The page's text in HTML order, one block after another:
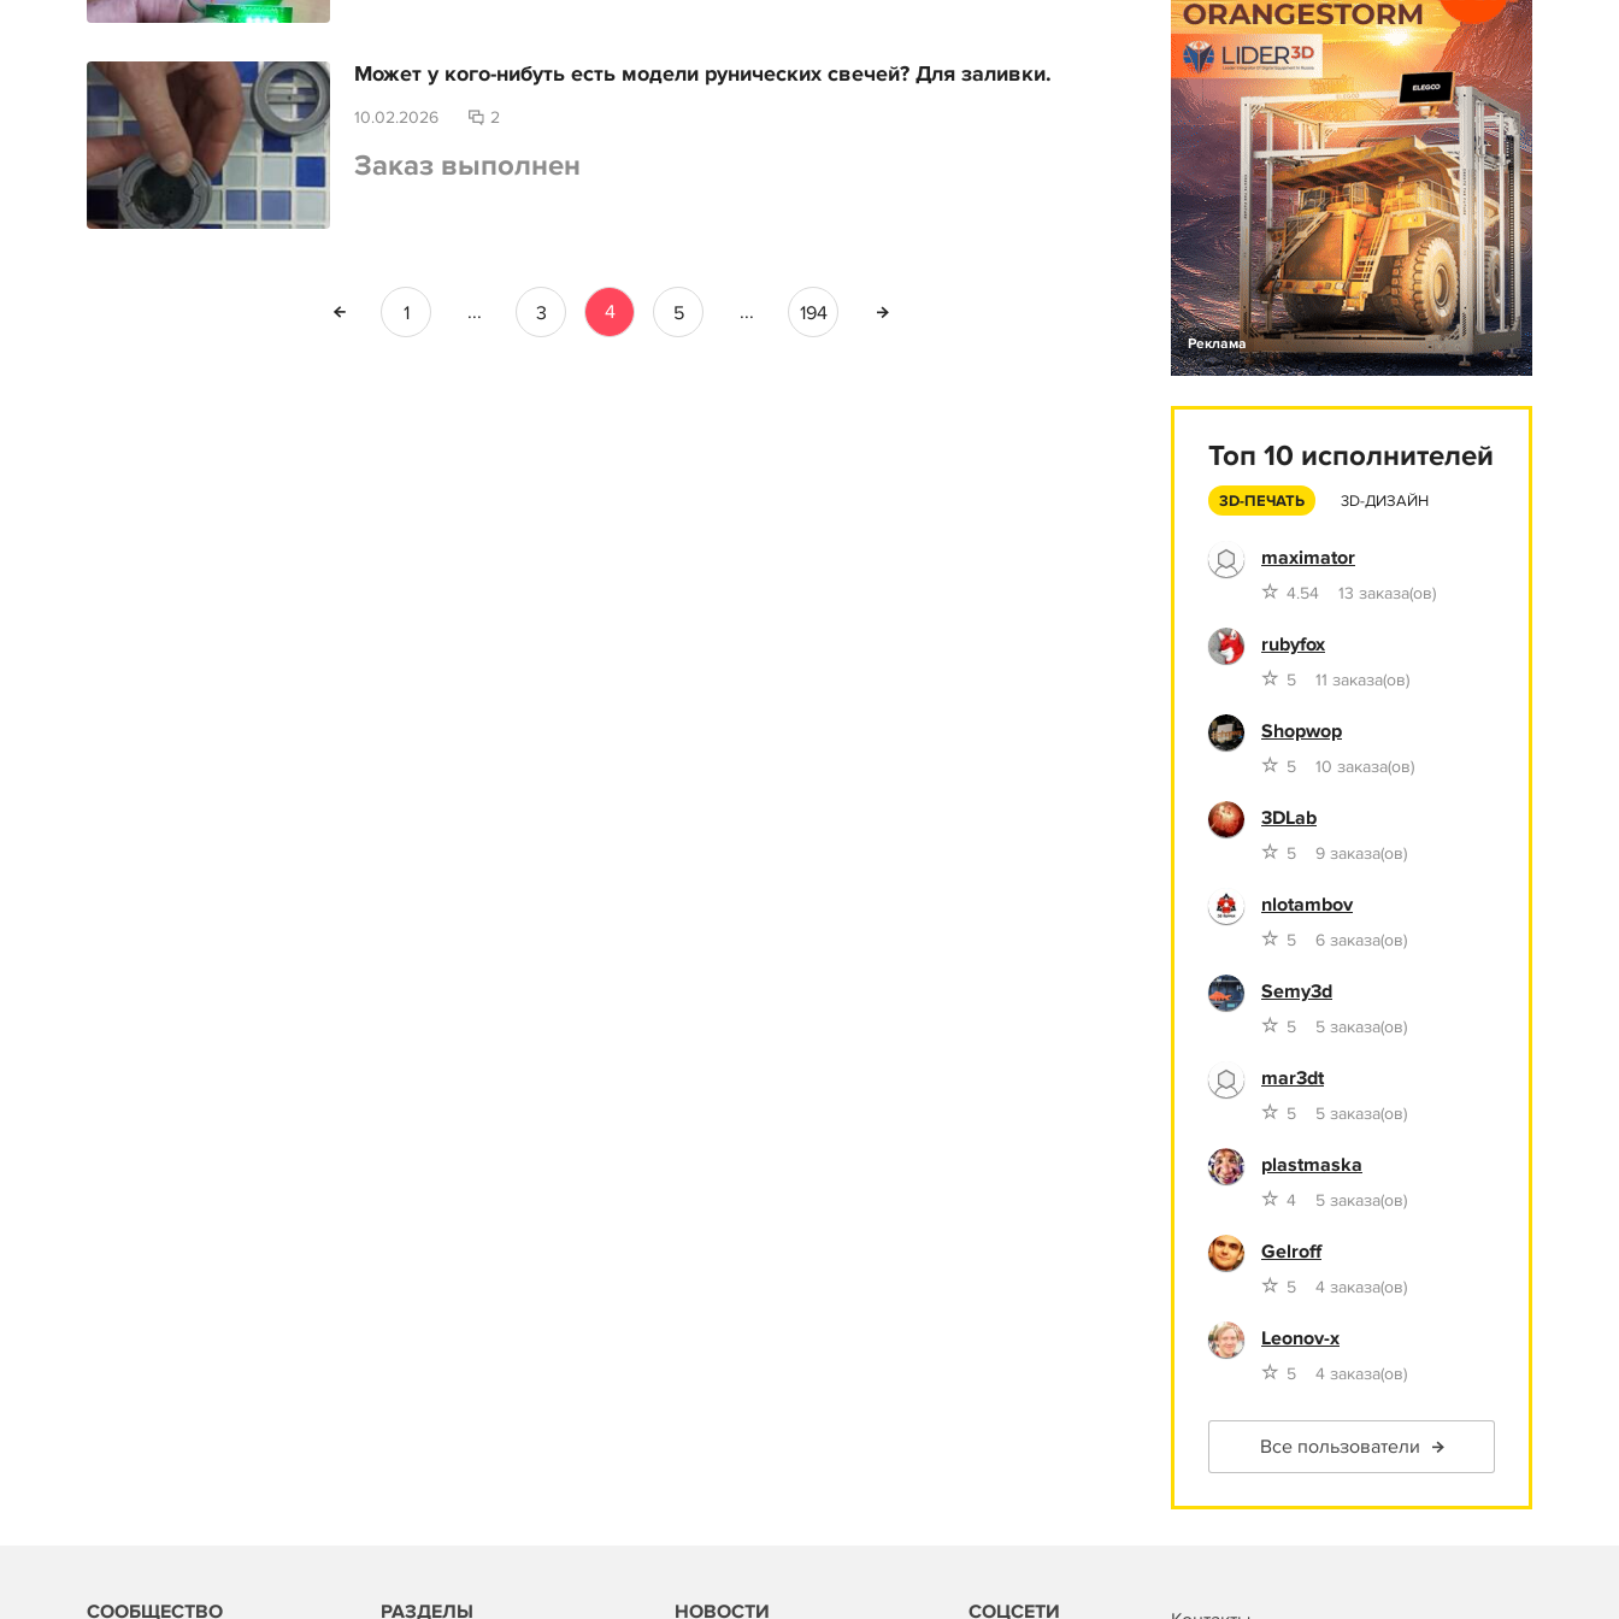
Может у кого-нибуть есть модели рунических свечей? Для заливки.
10.02.2026 2
Заказ выполнен
1 ... 3 4 5 ... 194
Реклама
Топ 10 исполнителей
3D-ПЕЧАТЬ 3D-ДИЗАЙН
maximator
4.54 13 заказа(ов)
rubyfox
5 11 заказа(ов)
Shopwop
5 10 заказа(ов)
3DLab
5 9 заказа(ов)
nlotambov
5 6 заказа(ов)
Semy3d
5 5 заказа(ов)
mar3dt
5 5 заказа(ов)
plastmaska
4 5 заказа(ов)
Gelroff
5 4 заказа(ов)
Leonov-x
5 4 заказа(ов)
Все пользователи
СООБЩЕСТВО РАЗДЕЛЫ НОВОСТИ СОЦСЕТИ